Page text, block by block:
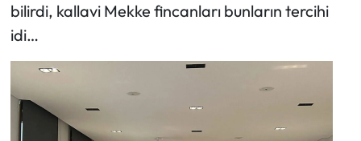
bilirdi, kallavi Mekke fincanları bunların tercihi
idi…